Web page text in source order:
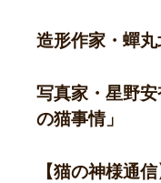
造形作家・蟬
写真家・星野
の猫事情」
【猫の神様通